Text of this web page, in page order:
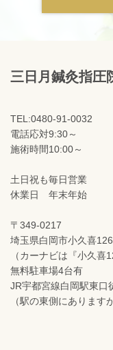
三日月鍼灸指圧
TEL:0480-91-0032
電話応対9:30～
施術時間10:00～
土日祝も毎日営業
休業日 年末年始
〒349-0217
埼玉県白岡市小久喜
（カーナビは『小久喜
無料駐車場4台有
JR宇都宮線白岡駅東口
（駅の東側にあります